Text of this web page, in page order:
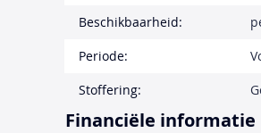
Beschikbaarheid:
Periode:
Stoffering:
Financiële informatie